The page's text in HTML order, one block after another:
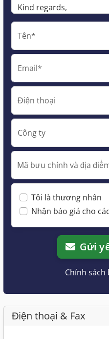
Tên*
Email*
Điện thoại
Công ty
Mã bưu chính và địa
Tôi là thương nhân
Nhận báo giá cho
Gửi
Chính sách
Điện thoại & Fax